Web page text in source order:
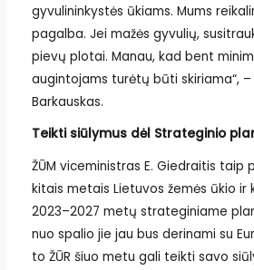
gyvulininkystės ūkiams. Mums
pagalba. Jei mažės gyvulių,
pievų plotai. Manau, kad bent
augintojams turėtų būti skiriama“,
Barkauskas.
Teikti siūlymus dėl Strateginio
ŽŪM viceministras E. Giedraitis taip
kitais metais Lietuvos žemės ūkio ir
2023–2027 metų strateginiame
nuo spalio jie jau bus derinami su
to ŽŪR šiuo metu gali teikti savo